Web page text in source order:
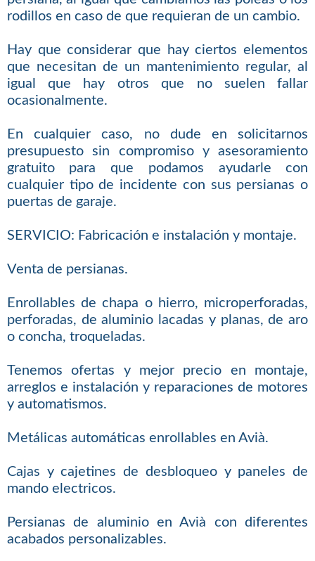
rodillos en caso de que requieran de un cambio.
Hay que considerar que hay ciertos elementos
que necesitan de un mantenimiento regular, al
igual que hay otros que no suelen fallar
ocasionalmente.
En cualquier caso, no dude en solicitarnos
presupuesto sin compromiso y asesoramiento
gratuito para que podamos ayudarle con
cualquier tipo de incidente con sus persianas o
puertas de garaje.
SERVICIO: Fabricación e instalación y montaje.
Venta de persianas.
Enrollables de chapa o hierro, microperforadas,
perforadas, de aluminio lacadas y planas, de aro
o concha, troqueladas.
Tenemos ofertas y mejor precio en montaje,
arreglos e instalación y reparaciones de motores
y automatismos.
Metálicas automáticas enrollables en Avià.
Cajas y cajetines de desbloqueo y paneles de
mando electricos.
Persianas de aluminio en Avià con diferentes
acabados personalizables.